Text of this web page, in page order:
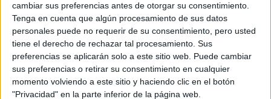
cambiar sus preferencias antes de otorgar su consentimiento.
Tenga en cuenta que algún procesamiento de sus datos
personales puede no requerir de su consentimiento, pero usted
tiene el derecho de rechazar tal procesamiento. Sus
preferencias se aplicarán solo a este sitio web. Puede cambiar
sus preferencias o retirar su consentimiento en cualquier
momento volviendo a este sitio y haciendo clic en el botón
"Privacidad" en la parte inferior de la página web.
Accedé a los beneficios para suscriptores